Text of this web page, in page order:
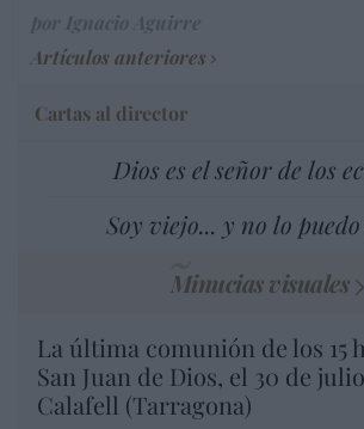
Artículos anteriores
Cartas al director
Dios es el señor de los
Soy viejo... y no lo
Minucias visuales
La última comunión de los 15
San Juan de Dios, el 30 de
Calafell (Tarragona)